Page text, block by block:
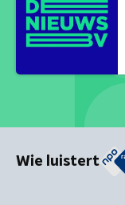
Wie luistert